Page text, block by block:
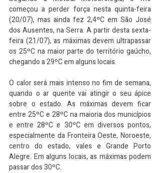
começou a perder força nesta quinta-feira
(20/07), mas ainda fez 2,4ºC em São José
dos Ausentes, na Serra. A partir desta sexta-
feira (21/07), as máximas devem ultrapassar
os 25ºC na maior parte do território gaúcho,
chegando a 29ºC em alguns locais.
O calor será mais intenso no fim de semana,
quando o ar quente vai atingir o seu ápice
sobre o estado. As máximas devem ficar
entre 25ºC e 28ºC na maioria dos municípios
e entre 28ºC e 30ºC em diversos pontos,
especialmente da Fronteira Oeste, Noroeste,
centro do estado, vales e Grande Porto
Alegre. Em alguns locais, as máximas podem
passar dos 30ºC.